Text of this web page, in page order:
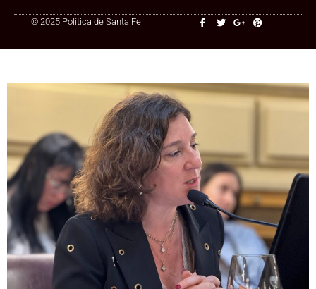
© 2025 Política de Santa Fe